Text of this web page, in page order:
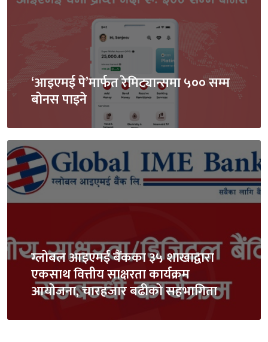
‘आइएमई पे’मार्फत रेमिट्यान्समा ५०० सम्म
बोनस पाइने
ग्लोबल आइएमई बैंकका ३५ शाखाद्वारा
एकसाथ वित्तीय साक्षरता कार्यक्रम
आयोजना, चारहजार बढीको सहभागिता